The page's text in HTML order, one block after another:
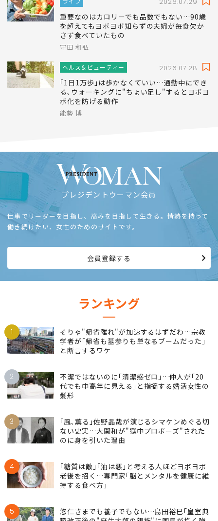
重要なのはカロリーでも品数でもない…90歳
を超えてもヨボヨボ知らずの夫婦が毎食欠か
さず食べていたもの
守田 和弘
ヘルス＆ビューティー 2026.07.28
｢1日1万歩｣は歩かなくていい…通勤中にでき
る､ウォーキングに"ちょい足し"するとヨボヨ
ボ化を防げる動作
能勢 博
プレジデントウーマン会員
仕事でリーダーを目指し、高みを目指して生きる。情熱を持って
働き続けたい、女性のためのサイトです。
会員登録する
ランキング
1
そりゃ"帰省離れ"が加速するはずだわ…宗教
学者が｢帰省も墓参りも単なるブームだった｣
と断言するワケ
2
不潔ではないのに｢清潔感ゼロ｣…仲人が｢20
代でも中高年に見える｣と指摘する婚活女性の
髪形
3
｢風､薫る｣佐野晶哉が演じるシマケンめぐる切
ない史実…大関和が"獄中プロポーズ"された
のに身を引いた理由
4
｢糖質は敵｣｢油は悪｣と考える人ほどヨボヨボ
老後を招く…専門家｢脳とメンタルを健康に維
持する食べ方｣
5
悠仁さまでも養子でもない…島田裕巳｢皇室典